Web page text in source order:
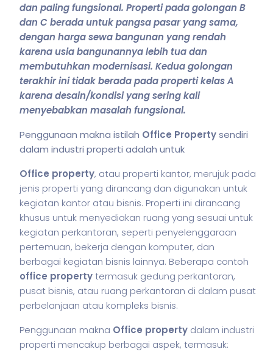
dan paling fungsional. Properti pada golongan B
dan C berada untuk pangsa pasar yang sama,
dengan harga sewa bangunan yang rendah
karena usia bangunannya lebih tua dan
membutuhkan modernisasi. Kedua golongan
terakhir ini tidak berada pada properti kelas A
karena desain/kondisi yang sering kali
menyebabkan masalah fungsional.
Penggunaan makna istilah Office Propertysendiri
dalam industri properti adalah untuk
Office property, atau properti kantor, merujuk pada
jenis properti yang dirancang dan digunakan untuk
kegiatan kantor atau bisnis. Properti ini dirancang
khusus untuk menyediakan ruang yang sesuai untuk
kegiatan perkantoran, seperti penyelenggaraan
pertemuan, bekerja dengan komputer, dan
berbagai kegiatan bisnis lainnya. Beberapa contoh
office propertytermasuk gedung perkantoran,
pusat bisnis, atau ruang perkantoran di dalam pusat
perbelanjaan atau kompleks bisnis.
Penggunaan makna Office property dalam industri
properti mencakup berbagai aspek, termasuk: